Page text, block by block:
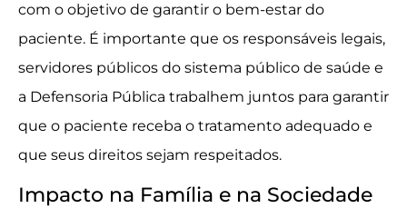
com o objetivo de garantir o bem-estar do
paciente. É importante que os responsáveis legais,
servidores públicos do sistema público de saúde e
a Defensoria Pública trabalhem juntos para garantir
que o paciente receba o tratamento adequado e
que seus direitos sejam respeitados.
Impacto na Família e na Sociedade